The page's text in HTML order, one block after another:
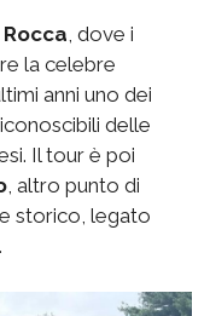
Rocca , dove i
la celebre
anni uno dei
delle
Il tour è poi
, altro punto di
storico, legato